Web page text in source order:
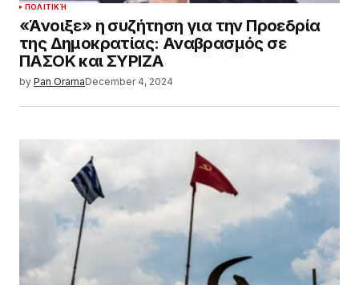
ΠΟΛΙΤΙΚΉ
«Άνοιξε» η συζήτηση για την Προεδρία
της Δημοκρατίας: Αναβρασμός σε
ΠΑΣΟΚ και ΣΥΡΙΖΑ
by Pan OramaDecember 4, 2024